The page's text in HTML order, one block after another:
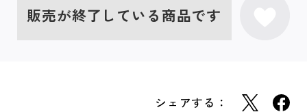
販売が終了している商品です
シェアする：